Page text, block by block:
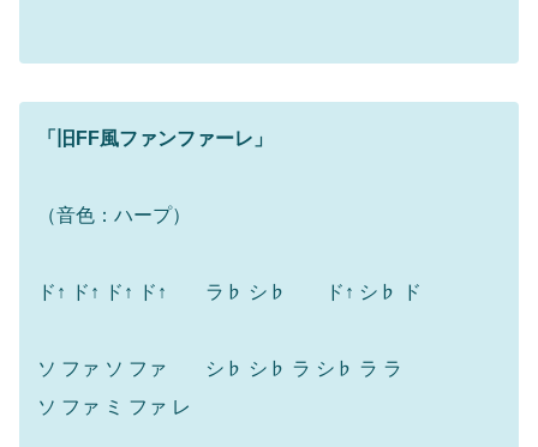
「旧FF風ファンファーレ」
（音色：ハープ）
ド↑ ド↑ ド↑ ド↑ ラ♭ シ♭ ド↑ シ♭ ド
ソ ファ ソ ファ シ♭ シ♭ ラ シ♭ ラ ラ
ソ ファ ミ ファ レ